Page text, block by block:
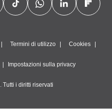
Termini di utilizzo Cookies
Impostazioni sulla privacy
i diritti riservati